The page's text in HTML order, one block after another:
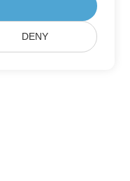
DENY